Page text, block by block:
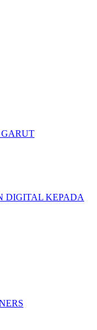
DIGITAL KEPADA